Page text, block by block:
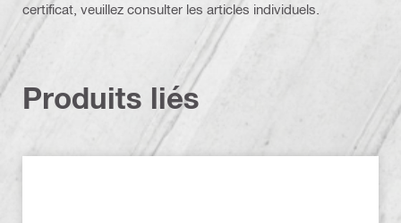
certificat, veuillez consulter les articles individuels.
Produits liés